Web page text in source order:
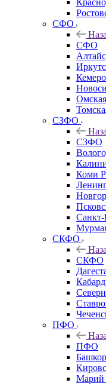
СФО
СФО
СЗФО
СЗФО
Коми
Санкт-
СКФО
СКФО
ПФО
ПФО
Марий